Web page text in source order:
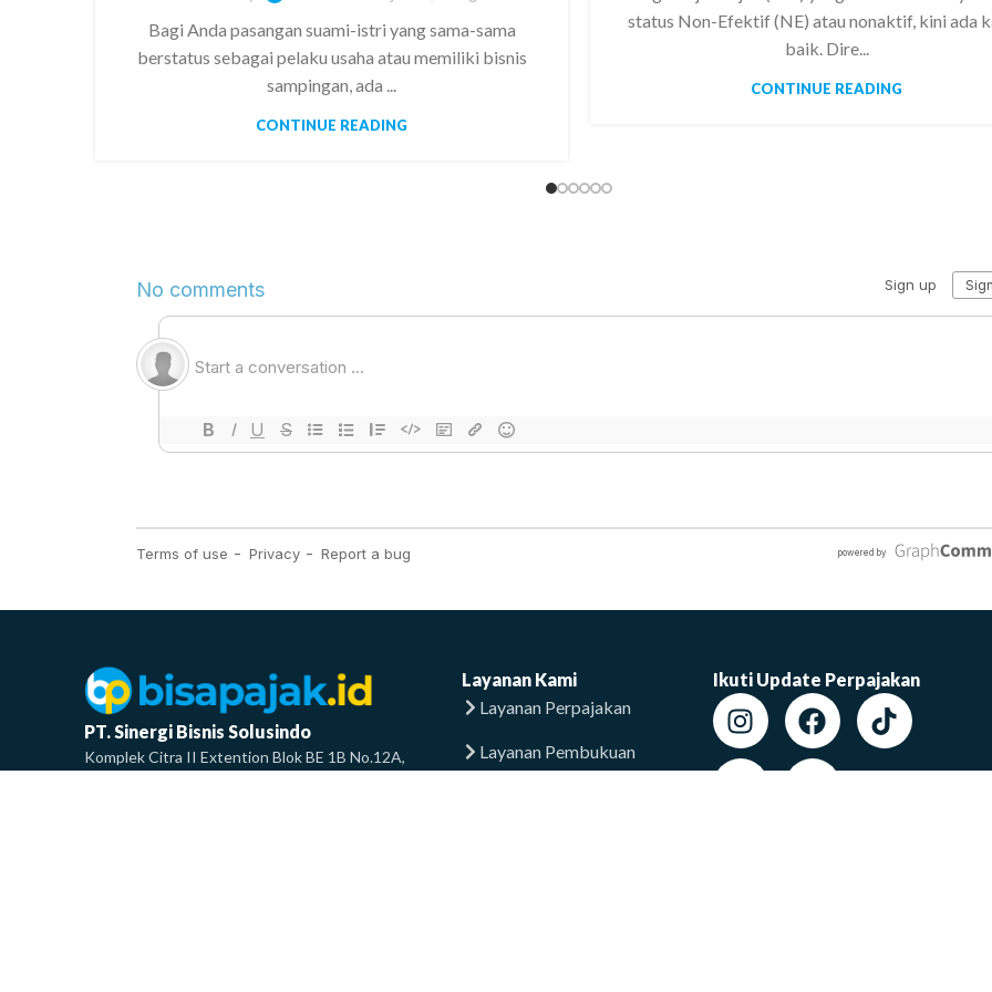
Bagi Anda pasangan suami-istri yang sama-sama
berstatus sebagai pelaku usaha atau memiliki bisnis
sampingan, ada ...
CONTINUE READING
status Non-Efektif (NE) atau nonaktif, kini ada
baik. Dire...
CONTINUE READING
PT. Sinergi Bisnis Solusindo
Komplek Citra II Extention Blok BE 1B No.12A,
Layanan Kami
Layanan Perpajakan
Layanan Pembukuan
Ikuti Update Perpajakan